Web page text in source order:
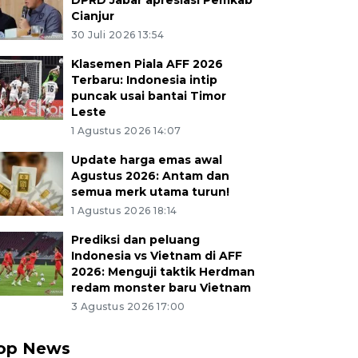
Cianjur
30 Juli 2026 13:54
Klasemen Piala AFF 2026
Terbaru: Indonesia intip
puncak usai bantai Timor
Leste
1 Agustus 2026 14:07
Update harga emas awal
Agustus 2026: Antam dan
semua merk utama turun!
1 Agustus 2026 18:14
Prediksi dan peluang
Indonesia vs Vietnam di AFF
2026: Menguji taktik Herdman
redam monster baru Vietnam
3 Agustus 2026 17:00
News